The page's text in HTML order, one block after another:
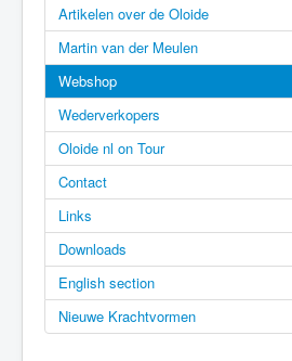
Artikelen over de Oloide
Martin van der Meulen
Webshop
Wederverkopers
Oloide nl on Tour
Contact
Links
Downloads
English section
Nieuwe Krachtvormen